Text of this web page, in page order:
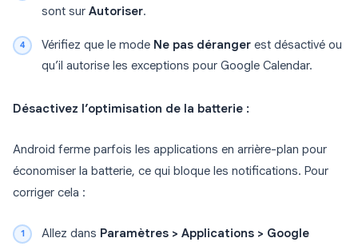
sont sur Autoriser.
Vérifiez que le mode Ne pas déranger est désactivé ou
qu’il autorise les exceptions pour Google Calendar.
Désactivez l’optimisation de la batterie :
Android ferme parfois les applications en arrière-plan pour
économiser la batterie, ce qui bloque les notifications. Pour
corriger cela :
Allez dans Paramètres > Applications > Google